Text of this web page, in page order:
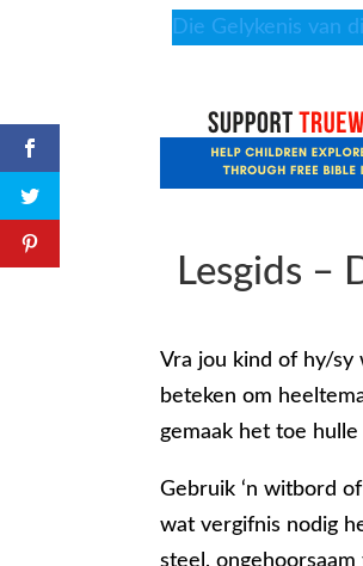
Die Gelykenis van
Lesgids –
Vra jou kind of hy/sy
beteken om
gemaak het toe
Gebruik ‘n witbord
wat vergifnis nodig
steel,